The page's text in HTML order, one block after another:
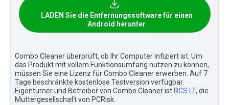
LADEN Sie die Entfernungssoftware für einen
Android herunter
Combo Cleaner überprüft, ob Ihr Computer infiziert ist. Um
das Produkt mit vollem Funktionsumfang nutzen zu können,
müssen Sie eine Lizenz für Combo Cleaner erwerben. Auf 7
Tage beschränkte kostenlose Testversion verfügbar.
Eigentümer und Betreiber von Combo Cleaner ist RCS LT, die
Muttergesellschaft von PCRisk.